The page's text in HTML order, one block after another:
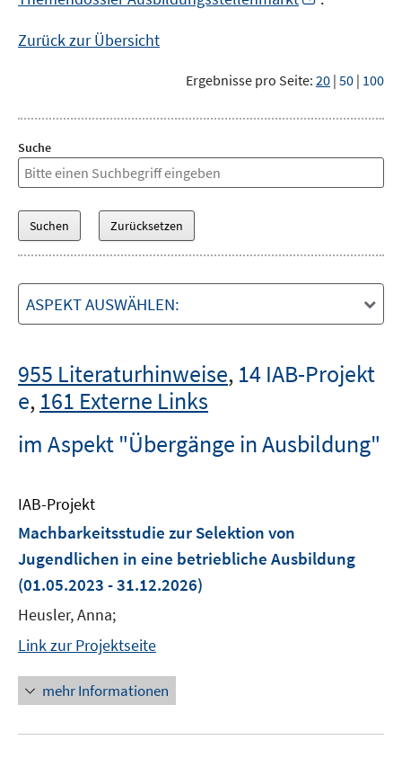
Zurück zur Übersicht
Ergebnisse pro Seite: 20 | 50 | 100
Suche
ASPEKT AUSWÄHLEN:
955 Literaturhinweise, 14 IAB-Projekt
e, 161 Externe Links
im Aspekt "Übergänge in Ausbildung"
IAB-Projekt
Machbarkeitsstudie zur Selektion von
Jugendlichen in eine betriebliche Ausbildung
(01.05.2023 - 31.12.2026)
Heusler, Anna;
Link zur Projektseite
mehr Informationen